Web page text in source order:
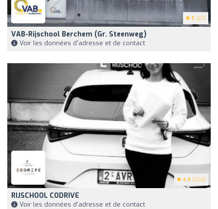
5 (22)
VAB-Rijschool Berchem (Gr. Steenweg)
Voir les données d'adresse et de contact
4.9 (200)
RIJSCHOOL CODRIVE
Voir les données d'adresse et de contact